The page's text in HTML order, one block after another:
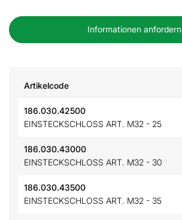
Informationen anfordern
Artikelcode
186.030.42500
EINSTECKSCHLOSS ART. M32 - 25
186.030.43000
EINSTECKSCHLOSS ART. M32 - 30
186.030.43500
EINSTECKSCHLOSS ART. M32 - 35